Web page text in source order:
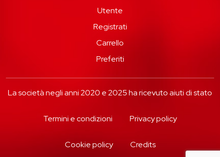
Utente
Registrati
Carrello
Preferiti
La società negli anni 2020 e 2025 ha ricevuto aiuti di stato
Termini e condizioni Privacy policy
Cookie policy Credits